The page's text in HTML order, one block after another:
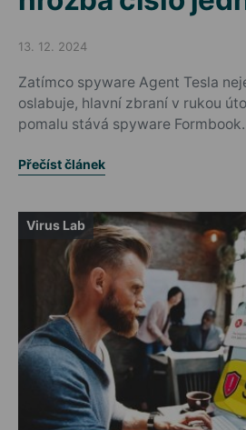
Posted on
13. 12. 2024
Zatímco spyware Agent Tesla
oslabuje, hlavní zbraní v rukou
pomalu stává spyware Formbook.
Přečíst článek
Virus Lab